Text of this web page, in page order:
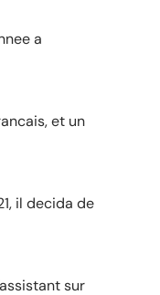
a
et un
il decida de
sur